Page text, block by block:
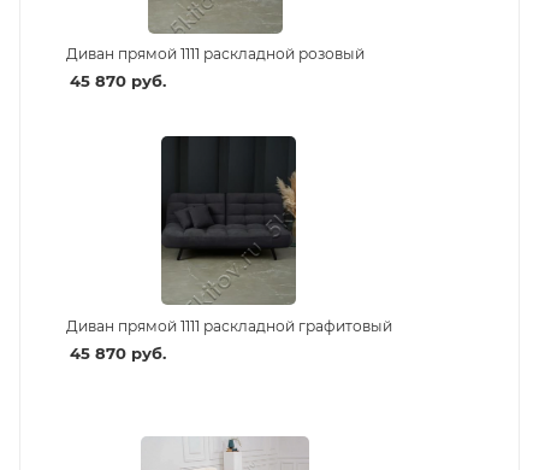
Диван прямой 1111 раскладной розовый
45 870руб.
Диван прямой 1111 раскладной графитовый
45 870руб.